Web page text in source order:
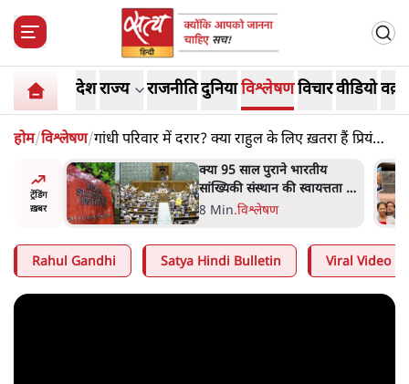
देशराज्य राजनीतिदुनियाविश्लेषणविचारवीडियो
होम/विश्लेषण/गांधी परिवार में दरार? क्या राहुल के लिए ख़तरा हैं प्रियंका
गांधी?
ट्रेंडिंग
ख़बर
5 नहीं,
क्या 95 साल पुराने भारतीय
सांख्यिकी संस्थान की स्वायत्तता पर
भी अब मंडरा रहा ख़तरा?
8 Min.विश्लेषण
Rahul Gandhi Satya Hindi Bulletin Viral Video